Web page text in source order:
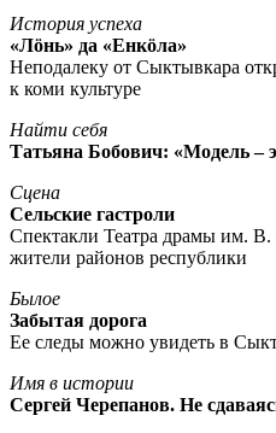
История успеха
«Лöнь» да «Енкöла»
Неподалеку от Сыктывкара
к коми культуре
Найти себя
Татьяна Бобович: «Модель –
Сцена
Сельские гастроли
Спектакли Театра драмы им. В.
жители районов республики
Былое
Забытая дорога
Ее следы можно увидеть в
Имя в истории
Сергей Черепанов. Не